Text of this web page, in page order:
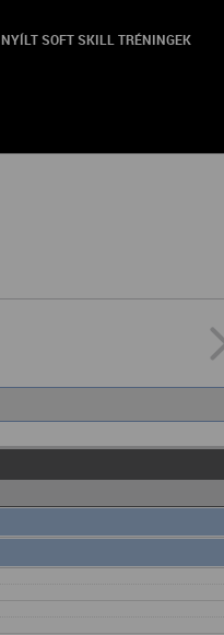
NYÍLT SOFT SKILL TRÉNINGEK